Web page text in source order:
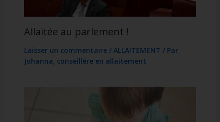
Allaitée au parlement !
Laisser un commentaire / ALLAITEMENT / Par
Johanna, conseillère en allaitement